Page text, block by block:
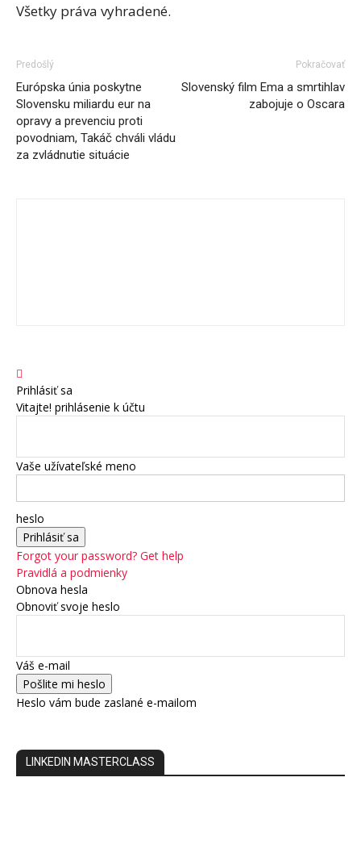
Všetky práva vyhradené.
Predošlý
Európska únia poskytne
Slovensku miliardu eur na
opravy a prevenciu proti
povodniam, Takáč chváli vládu
za zvládnutie situácie
Pokračovať
Slovenský film Ema a smrtihlav
zabojuje o Oscara
Prihlásiť sa
Vitajte! prihlásenie k účtu
Vaše užívateľské meno
heslo
Forgot your password? Get help
Pravidlá a podmienky
Obnova hesla
Obnoviť svoje heslo
Váš e-mail
Heslo vám bude zaslané e-mailom
LINKEDIN MASTERCLASS